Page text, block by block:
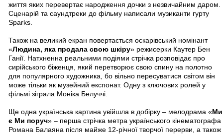
життя яких перевертає народження дочки з незвичайним даром.
Сценарій та саундтреки до фільму написали музиканти гурту
Sparks.
Також на великий екран повертається оскарівський номінант
«Людина, яка продала свою шкіру» режисерки Каутер Бен
Ганії. Натхненна реальними подіями стрічка розповідає про
сирійського біженця, який перетворює свою спину на полотно
для популярного художника, бо вільно пересуватися світом він
може тільки як музейний експонат. Одну з ключових ролей у
фільмі зіграла Моніка Белуччі.
Ще одна українська картина увійшла в добірку – мелодрама «Ми
є Ми поруч» – перша стрічка метра українського кінематографа
Романа Балаяна після майже 12-річної творчої перерви, а також